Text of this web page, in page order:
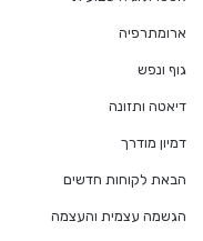
ארומתרפיה
גוף ונפש
דיאטה ותזונה
דמיון מודרך
הבאת לקוחות חדשים
הגשמה עצמית והעצמה